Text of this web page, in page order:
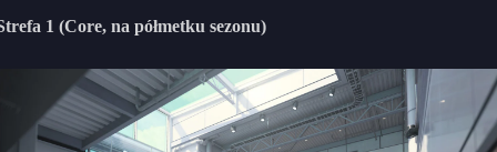
1 (Core, na półmetku sezonu)